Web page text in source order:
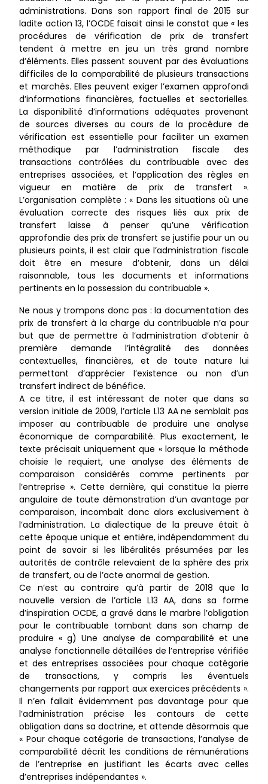
administrations. Dans son rapport final de 2015 sur
ladite action 13, l’OCDE faisait ainsi le constat que « les
procédures de vérification de prix de transfert
tendent à mettre en jeu un très grand nombre
d’éléments. Elles passent souvent par des évaluations
difficiles de la comparabilité de plusieurs transactions
et marchés. Elles peuvent exiger l’examen approfondi
d’informations financières, factuelles et sectorielles.
La disponibilité d’informations adéquates provenant
de sources diverses au cours de la procédure de
vérification est essentielle pour faciliter un examen
méthodique par l’administration fiscale des
transactions contrôlées du contribuable avec des
entreprises associées, et l’application des règles en
vigueur en matière de prix de transfert ».
L’organisation complète : « Dans les situations où une
évaluation correcte des risques liés aux prix de
transfert laisse à penser qu’une vérification
approfondie des prix de transfert se justifie pour un ou
plusieurs points, il est clair que l’administration fiscale
doit être en mesure d’obtenir, dans un délai
raisonnable, tous les documents et informations
pertinents en la possession du contribuable ».
Ne nous y trompons donc pas : la documentation des
prix de transfert à la charge du contribuable n’a pour
but que de permettre à l’administration d’obtenir à
première demande l’intégralité des données
contextuelles, financières, et de toute nature lui
permettant d’apprécier l’existence ou non d’un
transfert indirect de bénéfice.
A ce titre, il est intéressant de noter que dans sa
version initiale de 2009, l’article L13 AA ne semblait pas
imposer au contribuable de produire une analyse
économique de comparabilité. Plus exactement, le
texte précisait uniquement que « lorsque la méthode
choisie le requiert, une analyse des éléments de
comparaison considérés comme pertinents par
l’entreprise ». Cette dernière, qui constitue la pierre
angulaire de toute démonstration d’un avantage par
comparaison, incombait donc alors exclusivement à
l’administration. La dialectique de la preuve était à
cette époque unique et entière, indépendamment du
point de savoir si les libéralités présumées par les
autorités de contrôle relevaient de la sphère des prix
de transfert, ou de l’acte anormal de gestion.
Ce n’est au contraire qu’à partir de 2018 que la
nouvelle version de l’article L13 AA, dans sa forme
d’inspiration OCDE, a gravé dans le marbre l’obligation
pour le contribuable tombant dans son champ de
produire « g) Une analyse de comparabilité et une
analyse fonctionnelle détaillées de l’entreprise vérifiée
et des entreprises associées pour chaque catégorie
de transactions, y compris les éventuels
changements par rapport aux exercices précédents ».
Il n’en fallait évidemment pas davantage pour que
l’administration précise les contours de cette
obligation dans sa doctrine, et attende désormais que
« Pour chaque catégorie de transactions, l’analyse de
comparabilité décrit les conditions de rémunérations
de l’entreprise en justifiant les écarts avec celles
d’entreprises indépendantes ».